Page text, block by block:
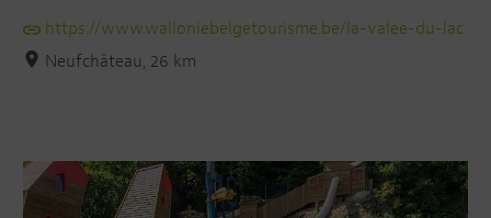
https://www.walloniebelgetourisme.be/la-valee-du-lac
Neufchâteau, 26 km